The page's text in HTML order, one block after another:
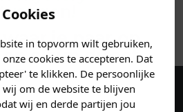
Cookies
in topvorm wilt gebruiken,
cookies te accepteren. Dat
te klikken. De persoonlijke
wij om de website te blijven
wij en derde partijen jou
OOK
aan en ontvang 5%
je naar op
claim direct
.